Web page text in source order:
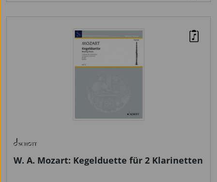
W. A. Mozart: Kegelduette für 2 Klarinetten